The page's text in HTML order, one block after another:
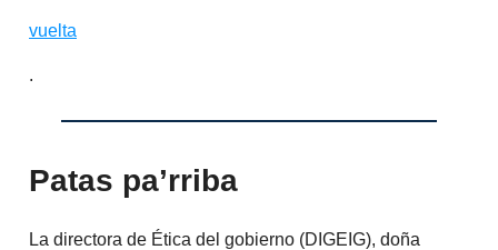
vuelta
.
Patas pa’rriba
La directora de Ética del gobierno (DIGEIG), doña